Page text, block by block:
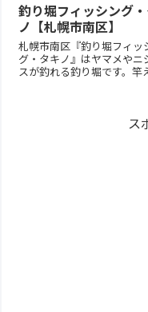
釣り堀フィッシング
ノ【札幌市南区】
札幌市南区『釣り堀フィッ
グ・タキノ』はヤマメやニ
スが釣れる釣り堀です。竿
業】10:00～16:00（7・8月
ス